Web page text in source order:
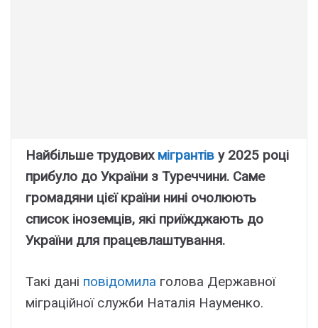
Найбільше трудових мігрантів у 2025 році
прибуло до України з Туреччини. Саме
громадяни цієї країни нині очолюють
список іноземців, які приїжджають до
України для працевлаштування.
Такі дані повідомила голова Державної
міграційної служби Наталія Науменко.